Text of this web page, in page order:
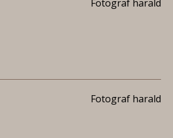
Fotograf harald
Fotograf harald